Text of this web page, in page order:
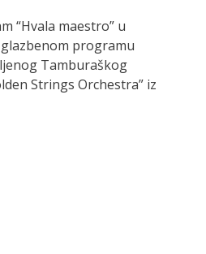
“Hvala maestro” u
programu
Tamburaškog
Strings Orchestra” iz